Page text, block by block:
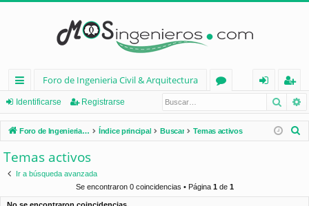
nl
ac
es
rá
Foro de Ingenieria Civil & Arquitectura
os
nt
ifi
eg
ist
ra
Identificarse Registrarse
Foro de Ingenieria Civil & Arquitectura Índice principal Buscar Temas activos
Temas activos
Ir a búsqueda avanzada
Se encontraron 0 coincidencias • Página 1de 1